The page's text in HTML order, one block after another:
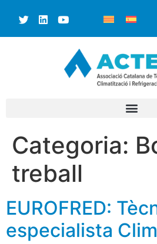
Categoria:
treball
EUROFRED:
especialista